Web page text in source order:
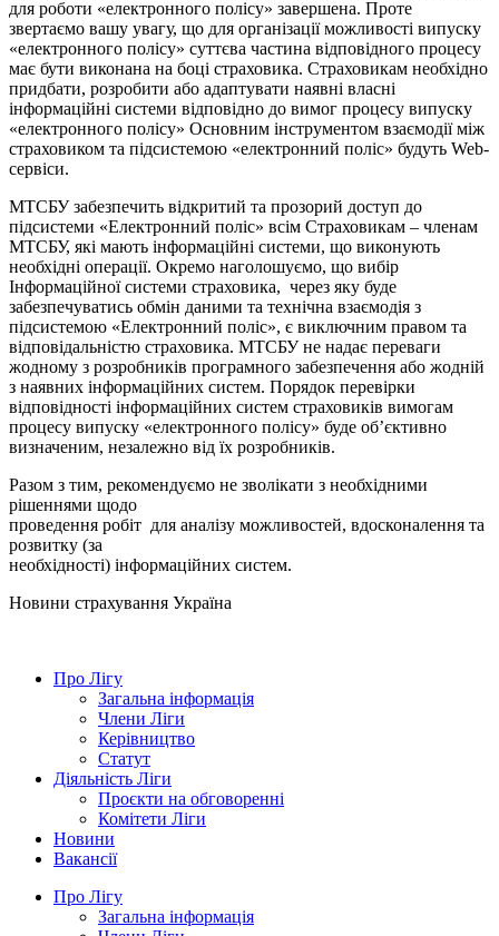
для роботи «електронного полісу» завершена. Проте
звертаємо вашу увагу, що для організації можливості випуску
«електронного полісу» суттєва частина відповідного процесу
має бути виконана на боці страховика. Страховикам необхідно
придбати, розробити або адаптувати наявні власні
інформаційні системи відповідно до вимог процесу випуску
«електронного полісу» Основним інструментом взаємодії між
страховиком та підсистемою «електронний поліс» будуть Web-
сервіси.
МТСБУ забезпечить відкритий та прозорий доступ до
підсистеми «Електронний поліс» всім Страховикам – членам
МТСБУ, які мають інформаційні системи, що виконують
необхідні операції. Окремо наголошуємо, що вибір
Інформаційної системи страховика, через яку буде
забезпечуватись обмін даними та технічна взаємодія з
підсистемою «Електронний поліс», є виключним правом та
відповідальністю страховика. МТСБУ не надає переваги
жодному з розробників програмного забезпечення або жодній
з наявних інформаційних систем. Порядок перевірки
відповідності інформаційних систем страховиків вимогам
процесу випуску «електронного полісу» буде об’єктивно
визначеним, незалежно від їх розробників.
Разом з тим, рекомендуємо не зволікати з необхідними
рішеннями щодо
проведення робіт для аналізу можливостей, вдосконалення та
розвитку (за
необхідності) інформаційних систем.
Новини страхування Україна
Про Лігу
Загальна інформація
Члени Ліги
Керівництво
Статут
Діяльність Ліги
Проєкти на обговоренні
Комітети Ліги
Новини
Вакансії
Про Лігу
Загальна інформація